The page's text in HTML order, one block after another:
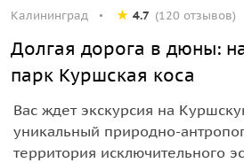
Калининград 4.7 (120 отзывов)
Долгая дорога в дюны:
парк Куршская коса
Вас ждет экскурсия на
уникальный природно-
территория исключительного